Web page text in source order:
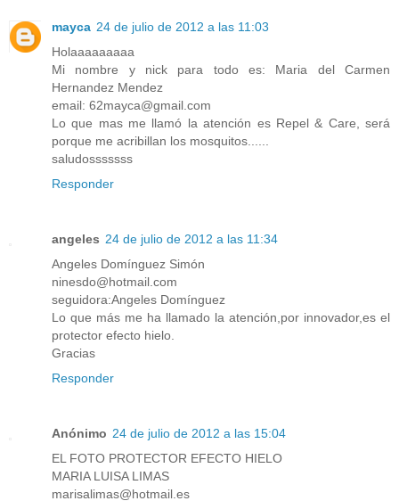
mayca 24 de julio de 2012 a las 11:03
Holaaaaaaaaa
Mi nombre y nick para todo es: Maria del Carmen
Hernandez Mendez
email: 62mayca@gmail.com
Lo que mas me llamó la atención es Repel & Care, será
porque me acribillan los mosquitos......
saludosssssss
Responder
angeles 24 de julio de 2012 a las 11:34
Angeles Domínguez Simón
ninesdo@hotmail.com
seguidora:Angeles Domínguez
Lo que más me ha llamado la atención,por innovador,es el
protector efecto hielo.
Gracias
Responder
Anónimo 24 de julio de 2012 a las 15:04
EL FOTO PROTECTOR EFECTO HIELO
MARIA LUISA LIMAS
marisalimas@hotmail.es